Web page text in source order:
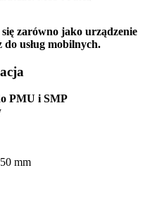
zarówno jako urządzenie
do usług mobilnych.
PMU i SMP
mm